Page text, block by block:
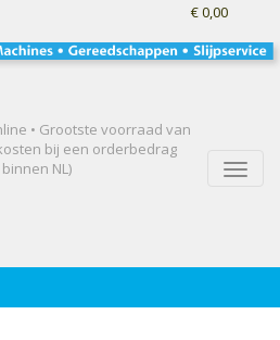
• Grootste voorraad van
bij een orderbedrag
NL)
€ 0,00
Toggle